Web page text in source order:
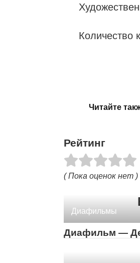
Количество
Читайте
Рейтинг
( Пока оценок нет )
Диафильмы
Диафильм —